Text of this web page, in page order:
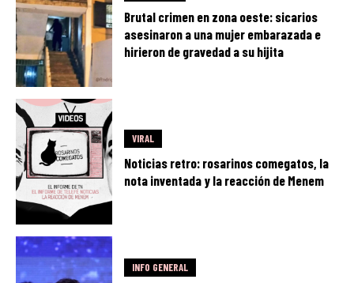
Brutal crimen en zona oeste: sicarios
asesinaron a una mujer embarazada e
hirieron de gravedad a su hijita
VIRAL
Noticias retro: rosarinos comegatos, la
nota inventada y la reacción de Menem
INFO GENERAL